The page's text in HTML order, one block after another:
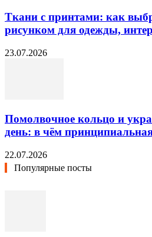
Ткани с принтами: как
рисунком для одежды,
23.07.2026
Помолвочное кольцо и
день: в чём
22.07.2026
Популярные посты